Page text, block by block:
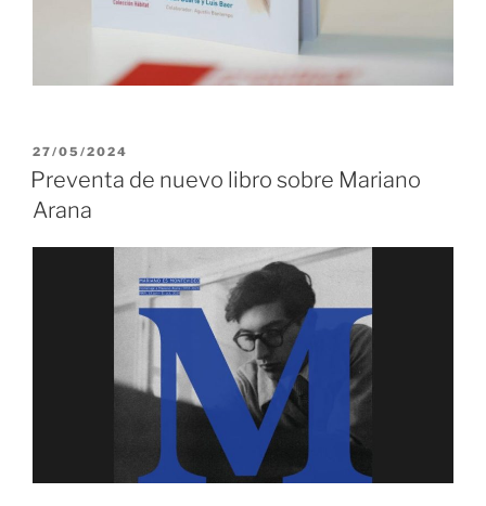
PUBLICADO
EL
27/05/2024
Preventa de nuevo libro sobre Mariano
Arana